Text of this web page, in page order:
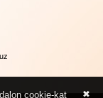
cookie-kat ✖